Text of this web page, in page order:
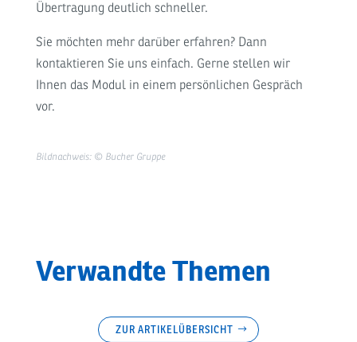
Übertragung deutlich schneller.
Sie möchten mehr darüber erfahren? Dann
kontaktieren Sie uns einfach. Gerne stellen wir
Ihnen das Modul in einem persönlichen Gespräch
vor.
Bildnachweis: © Bucher Gruppe
Verwandte Themen
ZUR ARTIKELÜBERSICHT